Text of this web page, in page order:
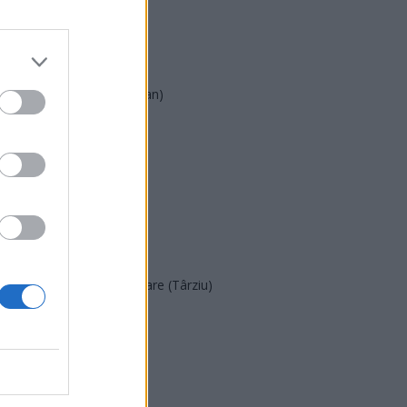
PMP (Tomac)
Forța Dreptei (L. Orban)
SENS
POT (Gavrilă)
Acțiunea Conservatoare (Târziu)
PDF (Lazarus)
PNCR (Terheș)